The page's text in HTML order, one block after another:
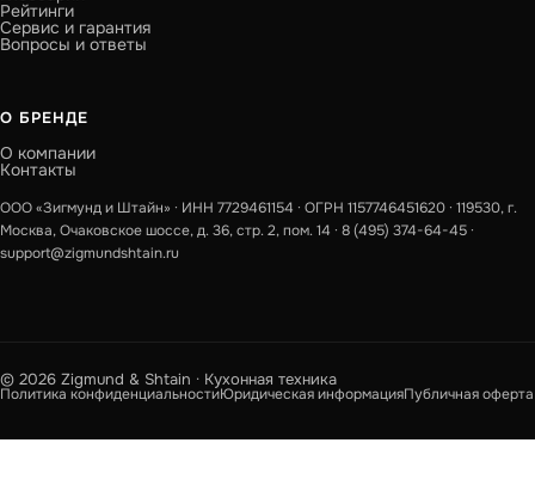
Рейтинги
Сервис и гарантия
Вопросы и ответы
О БРЕНДЕ
О компании
Контакты
ООО «Зигмунд и Штайн» · ИНН 7729461154 · ОГРН 1157746451620 · 119530, г.
Москва, Очаковское шоссе, д. 36, стр. 2, пом. 14 · 8 (495) 374-64-45 ·
support@zigmundshtain.ru
© 2026 Zigmund & Shtain · Кухонная техника
Политика конфиденциальностиЮридическая информацияПубличная оферта